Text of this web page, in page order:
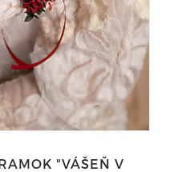
"VÁŠEŇ V